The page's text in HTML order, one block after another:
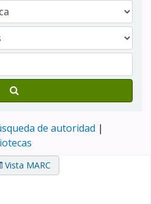
de autoridad
Vista MARC